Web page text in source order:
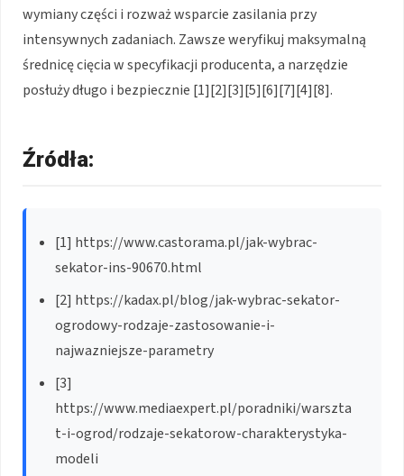
wymiany części i rozważ wsparcie zasilania przy
intensywnych zadaniach. Zawsze weryfikuj maksymalną
średnicę cięcia w specyfikacji producenta, a narzędzie
posłuży długo i bezpiecznie [1][2][3][5][6][7][4][8].
Źródła:
[1] https://www.castorama.pl/jak-wybrac-
sekator-ins-90670.html
[2] https://kadax.pl/blog/jak-wybrac-sekator-
ogrodowy-rodzaje-zastosowanie-i-
najwazniejsze-parametry
[3]
https://www.mediaexpert.pl/poradniki/warszta
t-i-ogrod/rodzaje-sekatorow-charakterystyka-
modeli